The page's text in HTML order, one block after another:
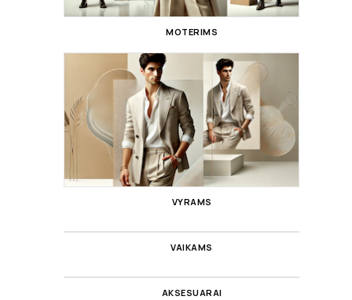
MOTERIMS
VYRAMS
VAIKAMS
AKSESUARAI